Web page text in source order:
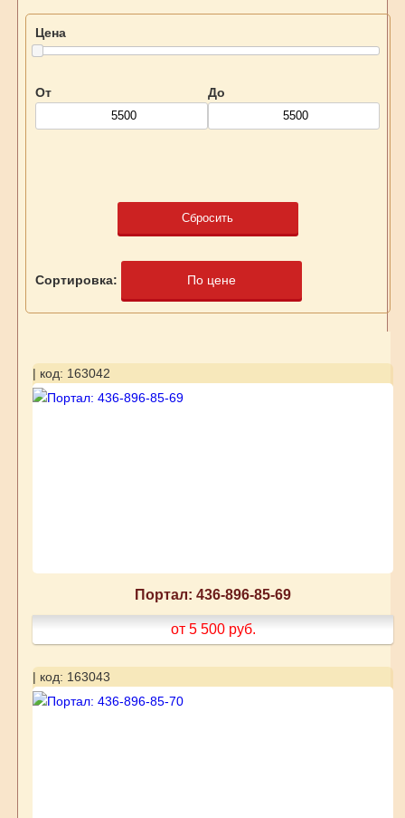
Цена
От До
Сбросить
Сортировка: По цене
| код: 163042
Портал: 436-896-85-69
от 5 500 руб.
| код: 163043